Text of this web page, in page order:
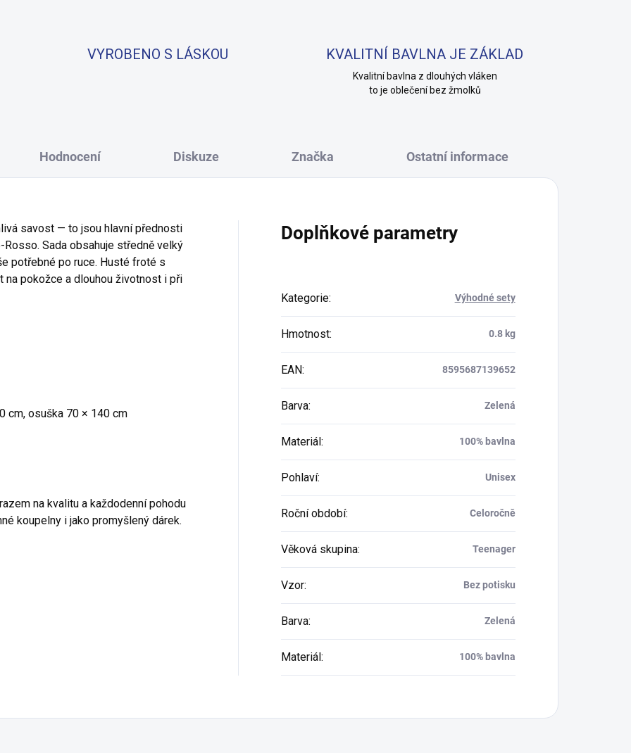
VYROBENO S LÁSKOU KVALITNÍ BAVLNA JE ZÁKLAD
Kvalitní bavlna z dlouhých vláken
to je oblečení bez žmolků
Hodnocení Diskuze Značka Ostatní informace
savost — to jsou hlavní přednosti
Sada obsahuje středně velký
potřebné po ruce. Husté froté s
na pokožce a dlouhou životnost i při
cm, osuška 70 × 140 cm
na kvalitu a každodenní pohodu
koupelny i jako promyšlený dárek.
Doplňkové parametry
Kategorie: Výhodné sety
Hmotnost: 0.8 kg
EAN: 8595687139652
Barva: Zelená
Materiál : 100% bavlna
Pohlaví: Unisex
Roční období: Celoročně
Věková skupina: Teenager
Vzor: Bez potisku
Barva: Zelená
Materiál : 100% bavlna